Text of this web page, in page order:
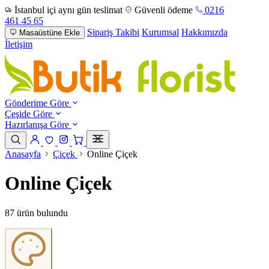
İstanbul içi aynı gün teslimat Güvenli ödeme
0216
461 45 65
Masaüstüne Ekle Sipariş Takibi Kurumsal Hakkımızda
İletişim
Gönderime Göre
Çeşide Göre
Hazırlanışa Göre
Anasayfa Çiçek Online Çiçek
Online Çiçek
87 ürün bulundu